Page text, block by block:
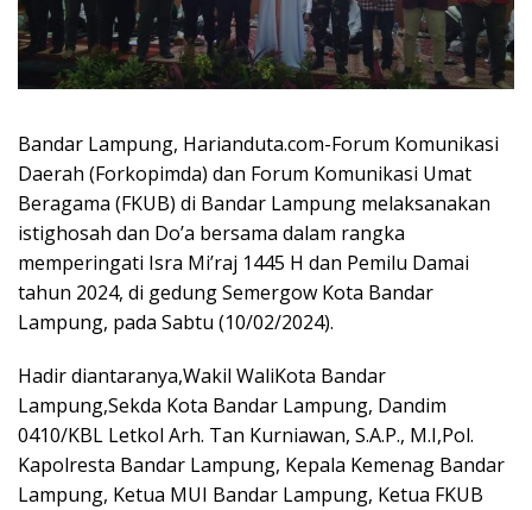
Bandar Lampung, Harianduta.com-Forum Komunikasi
Daerah (Forkopimda) dan Forum Komunikasi Umat
Beragama (FKUB) di Bandar Lampung melaksanakan
istighosah dan Do’a bersama dalam rangka
memperingati Isra Mi’raj 1445 H dan Pemilu Damai
tahun 2024, di gedung Semergow Kota Bandar
Lampung, pada Sabtu (10/02/2024).
Hadir diantaranya,Wakil WaliKota Bandar
Lampung,Sekda Kota Bandar Lampung, Dandim
0410/KBL Letkol Arh. Tan Kurniawan, S.A.P., M.I,Pol.
Kapolresta Bandar Lampung, Kepala Kemenag Bandar
Lampung, Ketua MUI Bandar Lampung, Ketua FKUB